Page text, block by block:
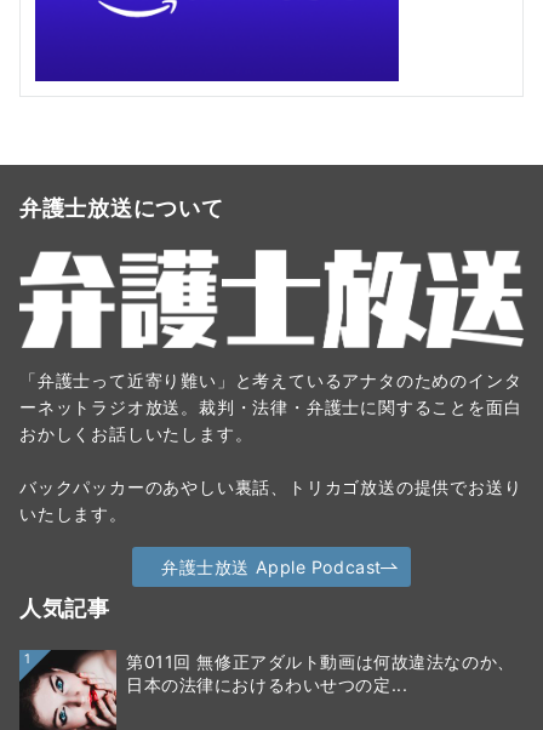
弁護士放送について
「弁護士って近寄り難い」と考えているアナタのためのインタ
ーネットラジオ放送。裁判・法律・弁護士に関することを面白
おかしくお話しいたします。
バックパッカーのあやしい裏話、トリカゴ放送の提供でお送り
いたします。
弁護士放送 Apple Podcast
人気記事
1
第011回 無修正アダルト動画は何故違法なのか、
日本の法律におけるわいせつの定...